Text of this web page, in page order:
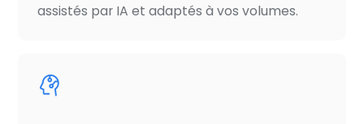
assistés par IA et adaptés à vos volumes.